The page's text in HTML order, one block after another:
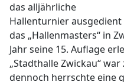
das alljährliche
Hallenturnier
das „Hallenmasters“ in
Jahr seine 15. Auflage
„Stadthalle Zwickau“
dennoch herrschte eine